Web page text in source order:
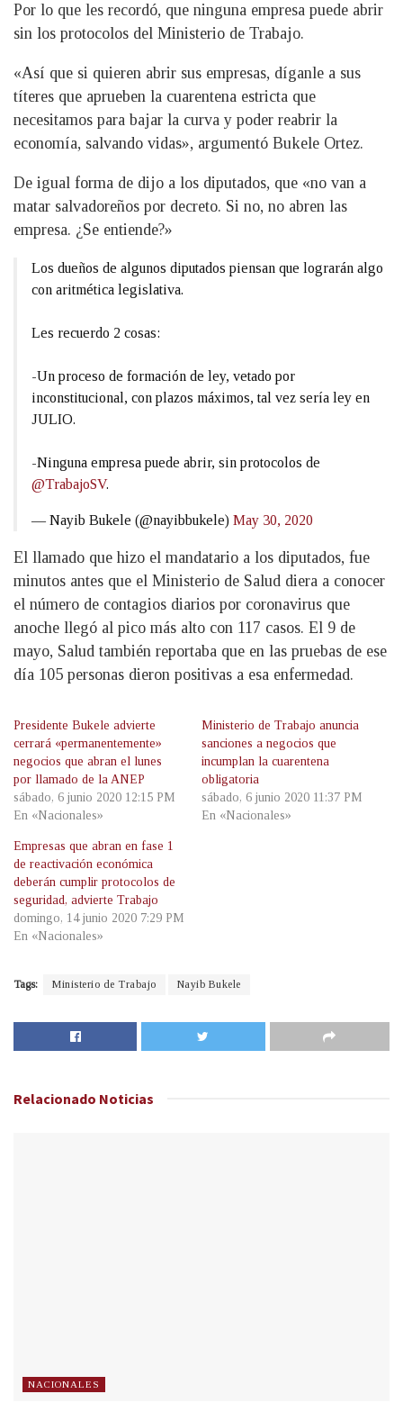
Por lo que les recordó, que ninguna empresa puede abrir
sin los protocolos del Ministerio de Trabajo.
«Así que si quieren abrir sus empresas, díganle a sus
títeres que aprueben la cuarentena estricta que
necesitamos para bajar la curva y poder reabrir la
economía, salvando vidas», argumentó Bukele Ortez.
De igual forma de dijo a los diputados, que «no van a
matar salvadoreños por decreto. Si no, no abren las
empresa. ¿Se entiende?»
Los dueños de algunos diputados piensan que lograrán algo
con aritmética legislativa.
Les recuerdo 2 cosas:
-Un proceso de formación de ley, vetado por
inconstitucional, con plazos máximos, tal vez sería ley en
JULIO.
-Ninguna empresa puede abrir, sin protocolos de
@TrabajoSV.
— Nayib Bukele (@nayibbukele) May 30, 2020
El llamado que hizo el mandatario a los diputados, fue
minutos antes que el Ministerio de Salud diera a conocer
el número de contagios diarios por coronavirus que
anoche llegó al pico más alto con 117 casos. El 9 de
mayo, Salud también reportaba que en las pruebas de ese
día 105 personas dieron positivas a esa enfermedad.
Presidente Bukele advierte
cerrará «permanentemente»
negocios que abran el lunes
por llamado de la ANEP
sábado, 6 junio 2020 12:15 PM
En «Nacionales»
Ministerio de Trabajo anuncia
sanciones a negocios que
incumplan la cuarentena
obligatoria
sábado, 6 junio 2020 11:37 PM
En «Nacionales»
Empresas que abran en fase 1
de reactivación económica
deberán cumplir protocolos de
seguridad, advierte Trabajo
domingo, 14 junio 2020 7:29 PM
En «Nacionales»
Tags: Ministerio de Trabajo Nayib Bukele
Relacionado Noticias
NACIONALES